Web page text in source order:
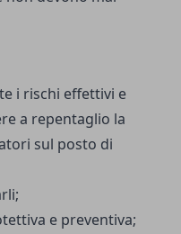
i rischi effettivi e
a repentaglio la
sul posto di
e preventiva;